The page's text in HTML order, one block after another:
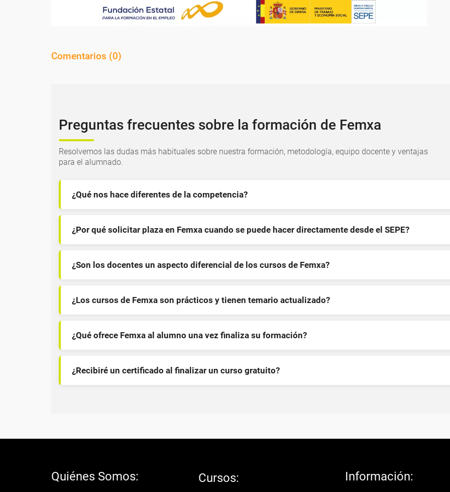
Comentarios (0)
Preguntas frecuentes sobre la formación de Femxa
Resolvemos las dudas más habituales sobre nuestra formación, metodología, equipo docente y ventajas
para el alumnado.
¿Qué nos hace diferentes de la competencia?
¿Por qué solicitar plaza en Femxa cuando se puede hacer directamente desde el SEPE?
¿Son los docentes un aspecto diferencial de los cursos de Femxa?
¿Los cursos de Femxa son prácticos y tienen temario actualizado?
¿Qué ofrece Femxa al alumno una vez finaliza su formación?
¿Recibiré un certificado al finalizar un curso gratuito?
Quiénes Somos: Cursos: Información: